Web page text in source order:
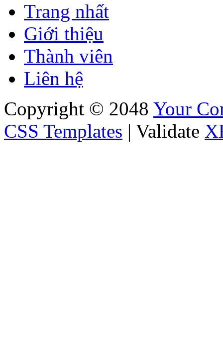
Trang nhất
Giới thiệu
Thành viên
Liên hệ
Copyright © 2048 Your
CSS Templates | Validate